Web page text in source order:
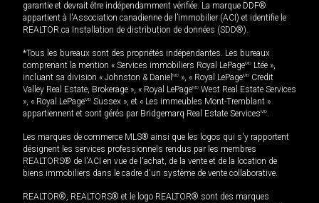
garantie et devrait être indépendamment vérifiée. La marque DDF®
appartient à l'Association canadienne de l’immobilier (ACI) et identifie le
REALTOR.ca Installation de distribution de données (SDD®).
*Tous les bureaux sont des propriétés indépendantes. Les bureaux
comprenant la mention « Services immobiliers Royal LePageMD Ltée »,
incluant sa division « Johnston & Daniel MD », « Royal LePageMD Credit
Valley Real Estate, Brokerage », « Royal LePageMD West Real Estate Services
», « Royal LePageMD Sussex », et « Les immeubles Mont-Tremblant »
appartiennent et sont gérés par Bridgemarq Real Estate ServicesMD.
Les marques de commerce MLS® ainsi que les logos qui s'y rapportent
désignent les services professionnels rendus par les membres
REALTORS® de l'ACI en vue de l'achat, de la vente et de la location de
biens immobiliers dans le cadre d'un système de vente collaborative.
REALTOR®, REALTORS® et le logo REALTOR® sont des marques